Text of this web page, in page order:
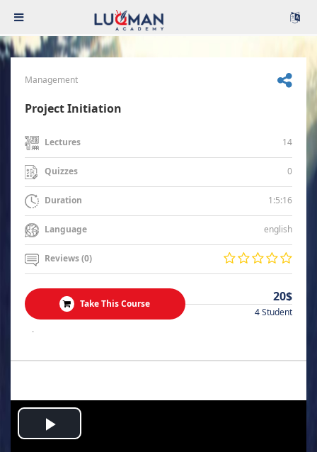
Management
Project Initiation
Lectures 14
Quizzes 0
Duration 1:5:16
Language english
Reviews (0)
Take This Course 20$
4 Student
.
Play